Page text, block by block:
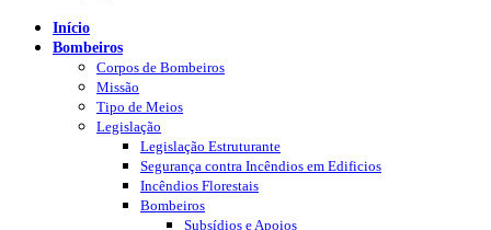
Início
Bombeiros
Corpos de Bombeiros
Missão
Tipo de Meios
Legislação
Legislação Estruturante
Segurança contra Incêndios em Edificios
Incêndios Florestais
Bombeiros
Subsídios e Apoios